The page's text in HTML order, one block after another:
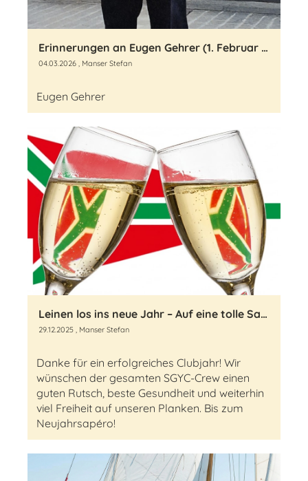
Erinnerungen an Eugen Gehrer (1. Februar 1943 – 19. Februar 2026)
04.03.2026 , Manser Stefan
Eugen Gehrer
Leinen los ins neue Jahr – Auf eine tolle Saison am Bodensee!
29.12.2025 , Manser Stefan
Danke für ein erfolgreiches Clubjahr! Wir
wünschen der gesamten SGYC-Crew einen
guten Rutsch, beste Gesundheit und weiterhin
viel Freiheit auf unseren Planken. Bis zum
Neujahrsapéro!